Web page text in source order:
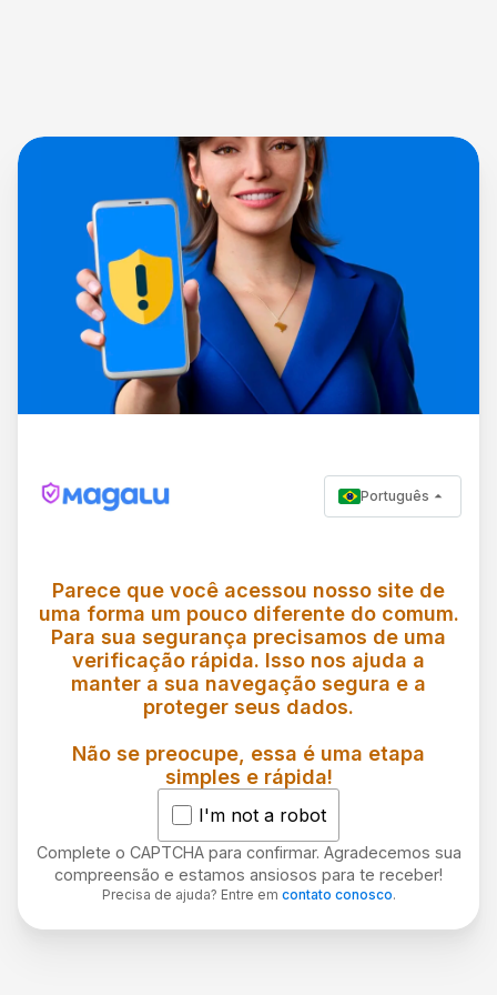
Português
Parece que você acessou nosso site de
uma forma um pouco diferente do comum.
Para sua segurança precisamos de uma
verificação rápida. Isso nos ajuda a
manter a sua navegação segura e a
proteger seus dados.
Não se preocupe, essa é uma etapa
simples e rápida!
I'm not a robot
Complete o CAPTCHA para confirmar. Agradecemos sua
compreensão e estamos ansiosos para te receber!
Precisa de ajuda? Entre em contato conosco.